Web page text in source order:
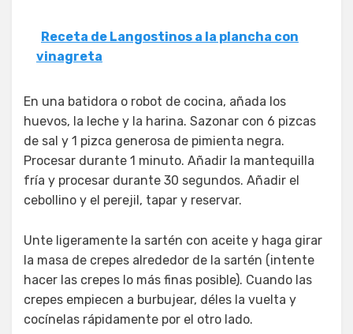
Receta de Langostinos a la plancha con
vinagreta
En una batidora o robot de cocina, añada los
huevos, la leche y la harina. Sazonar con 6 pizcas
de sal y 1 pizca generosa de pimienta negra.
Procesar durante 1 minuto. Añadir la mantequilla
fría y procesar durante 30 segundos. Añadir el
cebollino y el perejil, tapar y reservar.
Unte ligeramente la sartén con aceite y haga girar
la masa de crepes alrededor de la sartén (intente
hacer las crepes lo más finas posible). Cuando las
crepes empiecen a burbujear, déles la vuelta y
cocínelas rápidamente por el otro lado.